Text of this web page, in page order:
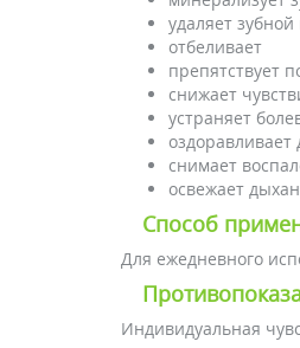
удаляет зубной
отбеливает
препятствует
снижает
устраняет
оздоравливает
снимает
освежает
Способ
Для ежедневного
Индивидуальная